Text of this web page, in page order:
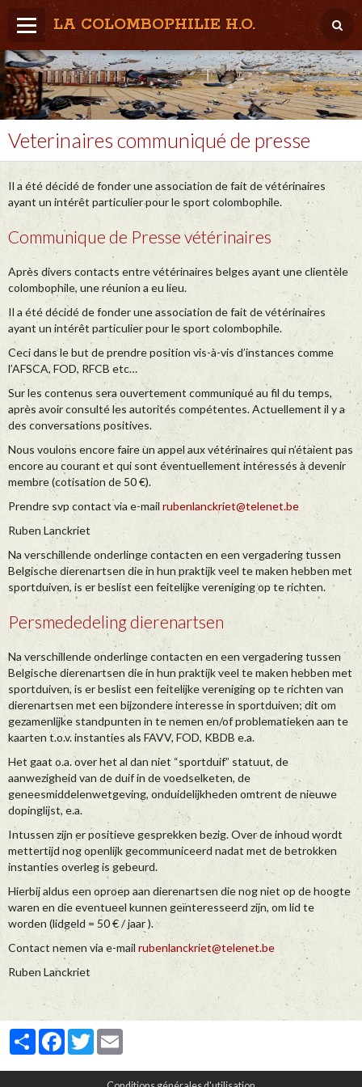
LA COLOMBOPHILIE H.O.
Home
Météo / Het weer
Lâcher / Los
Result. clubs, Provincial, (Inter)National
RFCB / KBDB
Veterinaires communiqué de presse
Il a été décidé de fonder une association de fait de vétérinaires
ayant un intérêt particulier pour le sport colombophile.
Communique de Presse vétérinaires
Après divers contacts entre vétérinaires belges ayant une clientèle
colombophile, une réunion a eu lieu.
Il a été décidé de fonder une association de fait de vétérinaires
ayant un intérêt particulier pour le sport colombophile.
Ceci dans le but de prendre position vis-à-vis d’instances comme
l’AFSCA, FOD, RFCB etc…
Sur les contenus sera ouvertement communiqué au fil du temps,
après avoir consulté les autorités compétentes. Actuellement il y a
des conversations positives.
Nous voulons encore faire un appel aux vétérinaires qui n’étaient pas
encore au courant et qui sont éventuellement intéressés à devenir
membre (cotisation de 50 €).
Prendre svp contact via e-mail rubenlanckriet@telenet.be
Ruben Lanckriet
Na verschillende onderlinge contacten en een vergadering tussen
Belgische dierenartsen die in hun praktijk veel te maken hebben met
sportduiven, is er beslist een feitelijke vereniging op te richten.
Persmededeling dierenartsen
Na verschillende onderlinge contacten en een vergadering tussen
Belgische dierenartsen die in hun praktijk veel te maken hebben met
sportduiven, is er beslist een feitelijke vereniging op te richten van
dierenartsen met een bijzondere interesse in sportduiven; dit om
gezamenlijke standpunten in te nemen en/of problematieken aan te
kaarten t.o.v. instanties als FAVV, FOD, KBDB e.a.
Het gaat o.a. over het al dan niet “sportduif” statuut, de
aanwezigheid van de duif in de voedselketen, de
geneesmiddelenwetgeving, onduidelijkheden omtrent de nieuwe
dopinglijst, e.a.
Intussen zijn er positieve gesprekken bezig. Over de inhoud wordt
mettertijd nog openlijk gecommuniceerd nadat met de betrokken
instanties overleg is gebeurd.
Hierbij aldus een oproep aan dierenartsen die nog niet op de hoogte
waren en die eventueel kunnen geïnteresseerd zijn, om lid te
worden (lidgeld = 50 € / jaar ).
Contact nemen via e-mail rubenlanckriet@telenet.be
Ruben Lanckriet
PartagerFacebook
Twitter